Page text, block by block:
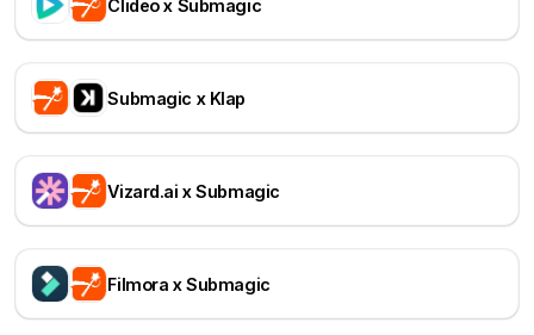
Clideo x Submagic
Submagic x Klap
Vizard.ai x Submagic
Filmora x Submagic